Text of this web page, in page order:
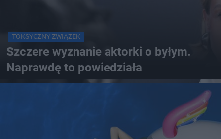
TOKSYCZNY ZWIĄZEK
Szczere wyznanie aktorki o byłym.
Naprawdę to powiedziała